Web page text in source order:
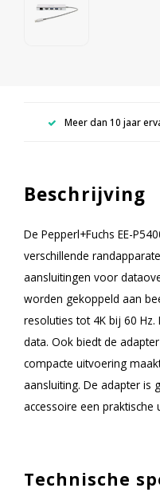
Meer dan 10 jaar
Beschrijving
De Pepperl+Fuchs EE-
verschillende
aansluitingen voor
worden gekoppeld aan
resoluties tot 4K bij 60
data. Ook biedt de
compacte uitvoering
aansluiting. De adapter is
accessoire een praktische
Technische